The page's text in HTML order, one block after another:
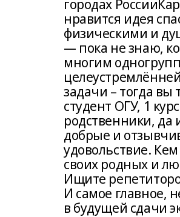
городах
нравится идея
физическими и
— пока не знаю,
многим
задачи – тогда
студент ОГУ, 1
родственники, да
добрые и
удовольствие.
своих родных и
Ищите
И самое главное,
в будущей сдачи